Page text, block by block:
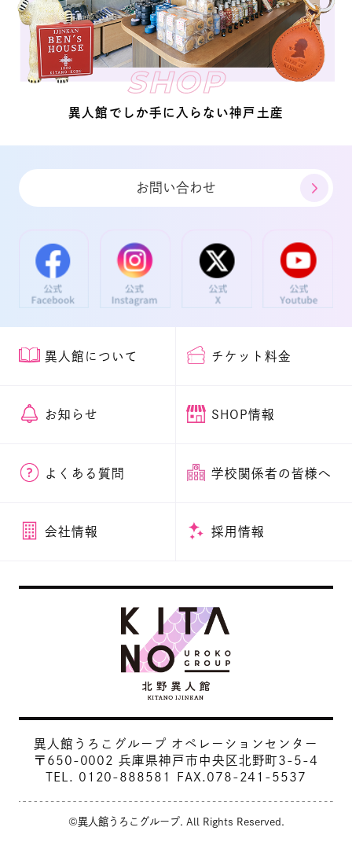
SHOP
異人館でしか手に入らない神戸土産
お問い合わせ
異人館について チケット料金
お知らせ SHOP情報
よくある質問 学校関係者の皆様へ
会社情報 採用情報
異人館うろこグループ オペレーションセンター
〒650-0002 兵庫県神戸市中央区北野町3-5-4
TEL. 0120-888581 FAX.078-241-5537
©異人館うろこグループ. All Rights Reserved.